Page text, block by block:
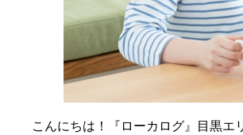
こんにちは！『ローカログ』目黒エ